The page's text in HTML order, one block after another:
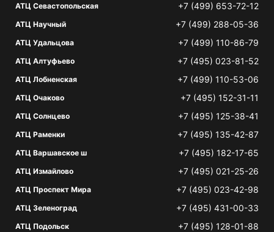
АТЦ Севастопольская +7 (499) 653-72-12
АТЦ Научный +7 (499) 288-05-36
АТЦ Удальцова +7 (499) 110-86-79
АТЦ Алтуфьево +7 (495) 023-81-52
АТЦ Лобненская +7 (499) 110-53-06
АТЦ Очаково +7 (495) 152-31-11
АТЦ Солнцево +7 (495) 125-38-41
АТЦ Раменки +7 (495) 135-42-87
АТЦ Варшавское ш +7 (495) 182-17-65
АТЦ Измайлово +7 (495) 021-25-26
АТЦ Проспект Мира +7 (495) 023-42-98
АТЦ Зеленоград +7 (495) 431-00-33
АТЦ Подольск +7 (495) 128-01-88